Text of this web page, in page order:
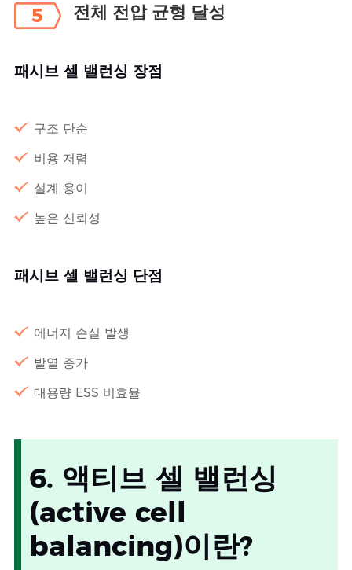
5 전체 전압 균형 달성
패시브 셀 밸런싱 장점
구조 단순
비용 저렴
설계 용이
높은 신뢰성
패시브 셀 밸런싱 단점
에너지 손실 발생
발열 증가
대용량 ESS 비효율
6. 액티브 셀 밸런싱
(active cell
balancing)이란?